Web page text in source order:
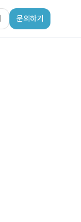
문의하기